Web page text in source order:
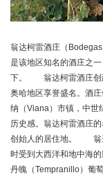
翁达柯雷酒庄（
是该地区知名的酒庄之
下。 翁达柯雷酒庄创
奥哈地区享誉盛名。酒
纳（Viana）市镇，中世
历史感。翁达柯雷酒庄
创始人的居住地。 翁
时受到大西洋和地中海
丹魄（Tempranillo）葡